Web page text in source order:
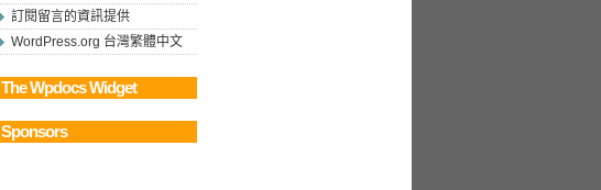
訂閱留言的資訊提供
WordPress.org 台灣繁體中文
The Wpdocs Widget
Sponsors